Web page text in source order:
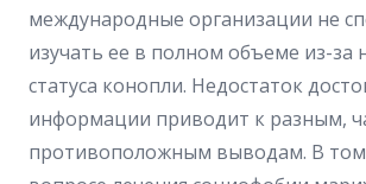
международные организации не
изучать ее в полном объеме из-за
статуса конопли. Недостаток
информации приводит к разным,
противоположным выводам. В том